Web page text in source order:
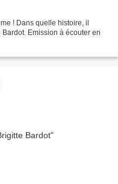
! Dans quelle histoire, il
Emission à écouter en